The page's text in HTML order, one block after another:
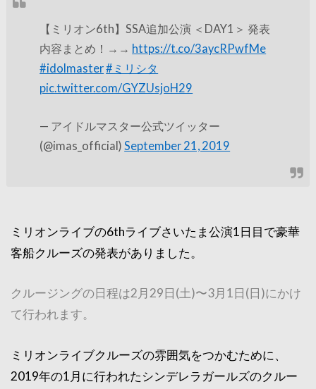
【ミリオン6th】SSA追加公演 ＜DAY1＞ 発表
内容まとめ！→→ https://t.co/3aycRPwfMe
#idolmaster#ミリシタ
pic.twitter.com/GYZUsjoH29
— アイドルマスター公式ツイッター
(@imas_official)September 21, 2019
ミリオンライブの6thライブさいたま公演1日目で豪華
客船クルーズの発表がありました。
クルージングの日程は2月29日(土)〜3月1日(日)にかけ
て行われます。
ミリオンライブクルーズの雰囲気をつかむために、
2019年の1月に行われたシンデレラガールズのクルー